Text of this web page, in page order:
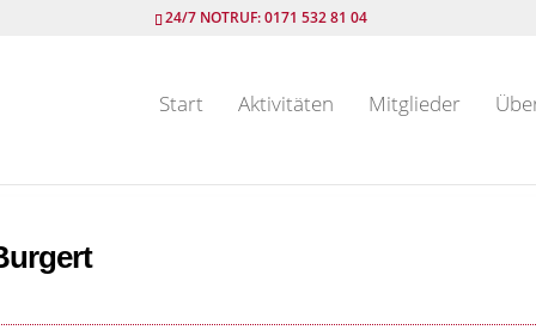
24/7 NOTRUF: 0171 532 81 04
Start Aktivitäten Mitglieder